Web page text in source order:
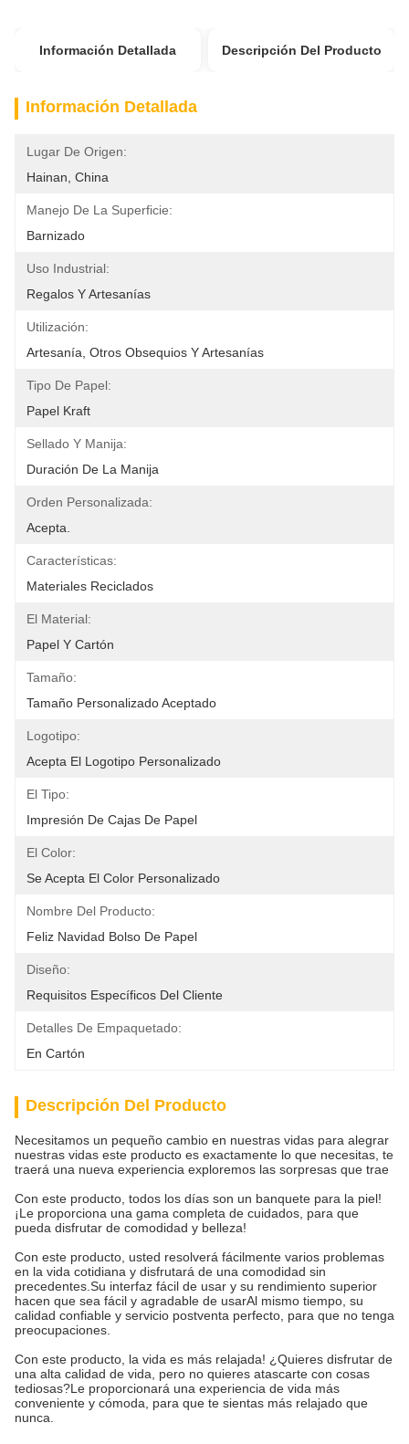
Información Detallada Descripción Del Producto
Información Detallada
Lugar De Origen:
Hainan, China
Manejo De La Superficie:
Barnizado
Uso Industrial:
Regalos Y Artesanías
Utilización:
Artesanía, Otros Obsequios Y Artesanías
Tipo De Papel:
Papel Kraft
Sellado Y Manija:
Duración De La Manija
Orden Personalizada:
Acepta.
Características:
Materiales Reciclados
El Material:
Papel Y Cartón
Tamaño:
Tamaño Personalizado Aceptado
Logotipo:
Acepta El Logotipo Personalizado
El Tipo:
Impresión De Cajas De Papel
El Color:
Se Acepta El Color Personalizado
Nombre Del Producto:
Feliz Navidad Bolso De Papel
Diseño:
Requisitos Específicos Del Cliente
Detalles De Empaquetado:
En Cartón
Descripción Del Producto
Necesitamos un pequeño cambio en nuestras vidas para alegrar
nuestras vidas este producto es exactamente lo que necesitas, te
traerá una nueva experiencia exploremos las sorpresas que trae
Con este producto, todos los días son un banquete para la piel!
¡Le proporciona una gama completa de cuidados, para que
pueda disfrutar de comodidad y belleza!
Con este producto, usted resolverá fácilmente varios problemas
en la vida cotidiana y disfrutará de una comodidad sin
precedentes.Su interfaz fácil de usar y su rendimiento superior
hacen que sea fácil y agradable de usarAl mismo tiempo, su
calidad confiable y servicio postventa perfecto, para que no tenga
preocupaciones.
Con este producto, la vida es más relajada! ¿Quieres disfrutar de
una alta calidad de vida, pero no quieres atascarte con cosas
tediosas?Le proporcionará una experiencia de vida más
conveniente y cómoda, para que te sientas más relajado que
nunca.